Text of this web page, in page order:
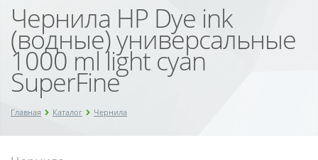
Чернила HP Dye ink
(водные) универсальные
1000 ml light cyan
SuperFine
Главная Каталог Чернила